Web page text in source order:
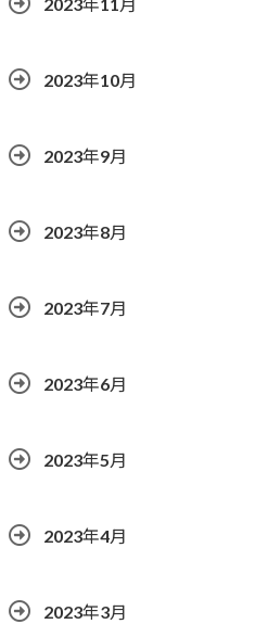
2023年11月
2023年10月
2023年9月
2023年8月
2023年7月
2023年6月
2023年5月
2023年4月
2023年3月